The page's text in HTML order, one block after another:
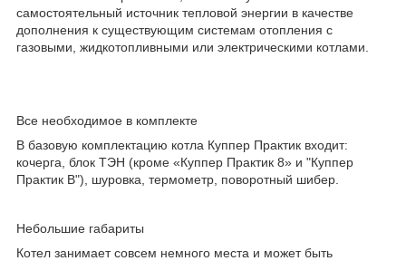
самостоятельный источник тепловой энергии в качестве
дополнения к существующим системам отопления с
газовыми, жидкотопливными или электрическими котлами.
Все необходимое в комплекте
В базовую комплектацию котла Куппер Практик входит:
кочерга, блок ТЭН (кроме «Куппер Практик 8» и "Куппер
Практик В"), шуровка, термометр, поворотный шибер.
Небольшие габариты
Котел занимает совсем немного места и может быть